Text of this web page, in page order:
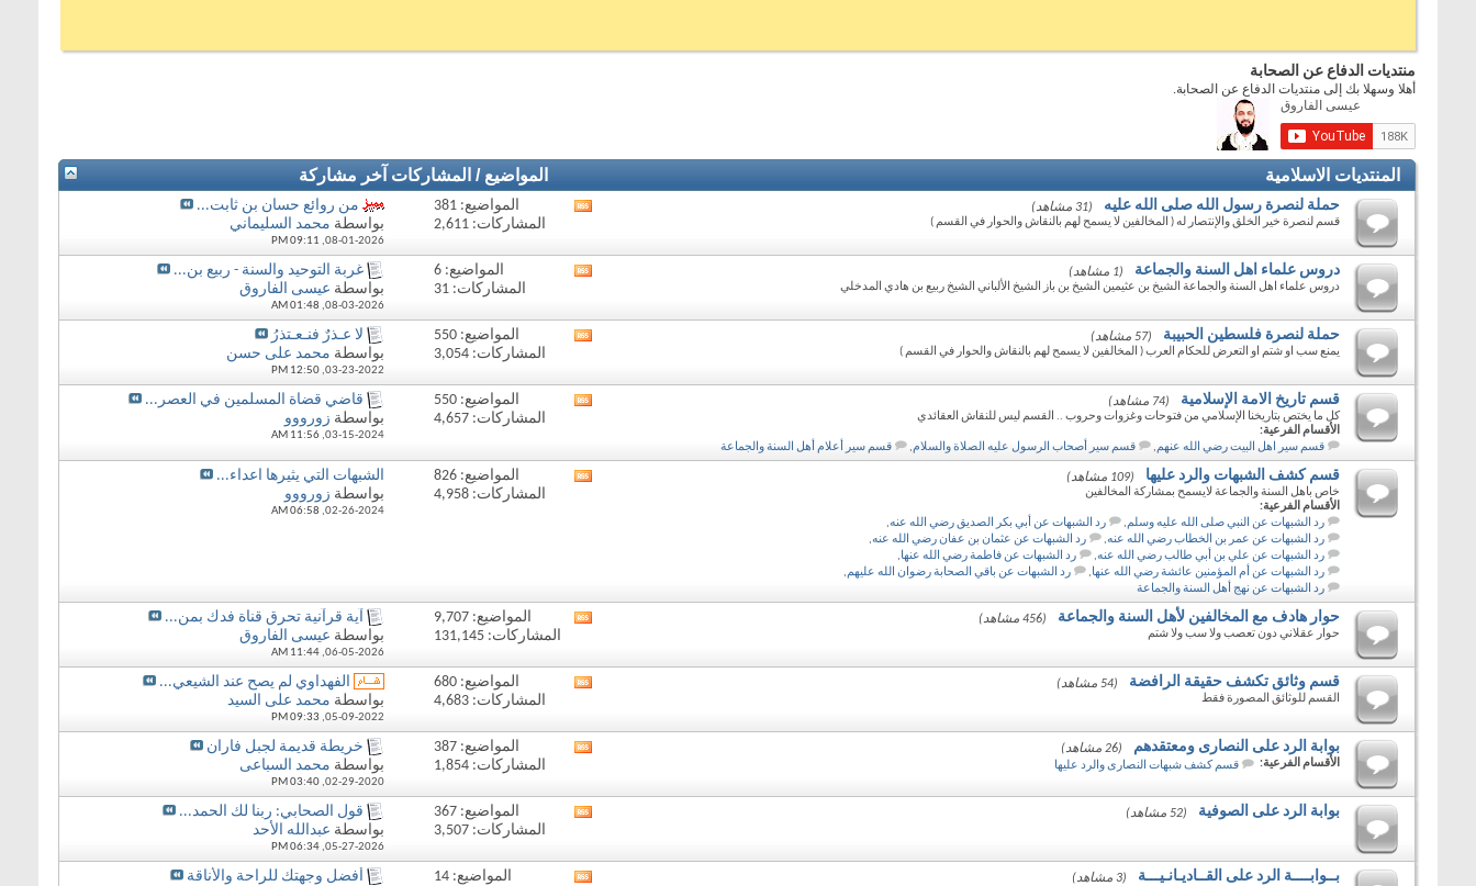
منتديات الدفاع عن الصحابة
أهلا وسهلا بك إلى منتديات الدفاع عن الصحابة.
المنتديات الاسلامية المواضيع / المشاركات آخر مشاركة
حملة لنصرة رسول الله صلى الله عليه (31 مشاهد)
قسم لنصرة خير الخلق والإنتصار له ( المخالفين لا يسمح لهم بالنقاش والحوار في القسم )
تغذيات
المواضيع: 381
المشاركات: 2,611
من روائع حسان بن ثابت...
بواسطة محمد السليماني
08-01-2026,
09:11 PM
دروس علماء اهل السنة والجماعة (1 مشاهد)
دروس علماء اهل السنة والجماعة الشيخ بن عثيمين الشيخ بن باز الشيخ الألباني الشيخ ربيع بن هادي المدخلي
المواضيع: 6
المشاركات: 31
غربة التوحيد والسنة - ربيع بن...
بواسطة عيسى الفاروق
08-03-2026,
01:48 AM
حملة لنصرة فلسطين الحبيبة (57 مشاهد)
يمنع سب او شتم او التعرض للحكام العرب ( المخالفين لا يسمح لهم بالنقاش والحوار في القسم )
تغذيات
المواضيع: 550
المشاركات: 3,054
لا عـذرٌ فنـعـتذرُ
بواسطة محمد على حسن
03-23-2022,
12:50 PM
قسم تاريخ الامة الإسلامية (74 مشاهد)
كل ما يختص بتاريخنا الإسلامي من فتوحات وغزوات وحروب .. القسم ليس للنقاش العقائدي
الأقسام الفرعية:
قسم سير اهل البيت رضي الله عنهم, قسم سير أصحاب الرسول عليه الصلاة والسلام, قسم سير أعلام أهل السنة والجماعة
تغذيات
المنتدى
المواضيع: 550
المشاركات: 4,657
قاضي قضاة المسلمين في العصر...
بواسطة زورووو
03-15-2024,
11:56 AM
قسم كشف الشبهات والرد عليها (109 مشاهد)
خاص باهل السنة والجماعة لايسمح بمشاركة المخالفين
الأقسام الفرعية:
رد الشبهات عن النبي صلى الله عليه وسلم, رد الشبهات عن أبي بكر الصديق رضي الله عنه,
رد الشبهات عن عمر بن الخطاب رضي الله عنه, رد الشبهات عن عثمان بن عفان رضي الله عنه,
رد الشبهات عن علي بن أبي طالب رضي الله عنه, رد الشبهات عن فاطمة رضي الله عنها,
رد الشبهات عن أم المؤمنين عائشة رضي الله عنها, رد الشبهات عن باقي الصحابة رضوان الله عليهم,
رد الشبهات عن نهج أهل السنة والجماعة
تغذيات
المواضيع: 826
المشاركات: 4,958
الشبهات التي يثيرها اعداء...
بواسطة زورووو
02-26-2024,
06:58 AM
حوار هادف مع المخالفين لأهل السنة والجماعة (456 مشاهد)
حوار عقلاني دون تعصب ولا سب ولا شتم
مشاهدة
تغذيات
المواضيع: 9,707
المشاركات: 131,145
آية قرآنية تحرق قناة فدك بمن...
بواسطة عيسى الفاروق
06-05-2026,
11:44 AM
قسم وثائق تكشف حقيقة الرافضة (54 مشاهد)
القسم للوثائق المصورة فقط
تغذيات
المواضيع: 680
المشاركات: 4,683
الفهداوي لم يصح عند الشيعي...
بواسطة محمد على السيد
05-09-2022,
09:33 PM
بوابة الرد على النصارى ومعتقدهم (26 مشاهد)
الأقسام الفرعية: قسم كشف شبهات النصارى والرد عليها
تغذيات
المواضيع: 387
المشاركات: 1,854
خريطة قديمة لجبل فاران
بواسطة محمد السباعى
02-29-2020,
03:40 PM
بوابة الرد على الصوفية (52 مشاهد)
تغذيات
المواضيع: 367
المشاركات: 3,507
قول الصحابي: ربنا لك الحمد...
بواسطة عبدالله الأحد
05-27-2026,
06:34 PM
بــوابــــة الرد على القــاديـانـيـــة (3 مشاهد)
المواضيع: 14
أفضل وجهتك للراحة والأناقة